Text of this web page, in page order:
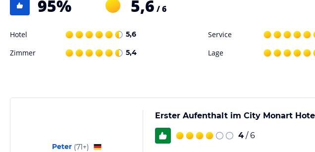
95% 5,6 / 6
Hotel 5,6 Service
Zimmer 5,4 Lage
Peter (71+)
Erster Aufenthalt im City Monart
4 / 6